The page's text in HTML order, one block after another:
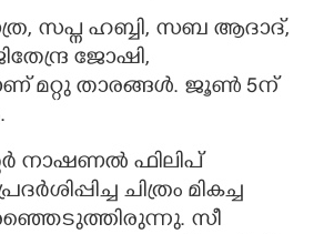
സപ്ന ഹബ്ബി, സബ ആദാദ്,
ജോഷി,
മറ്റു താരങ്ങൾ. ജൂൺ 5ന്
നാഷണൽ ഫിലിപ്
ചിത്രം മികച്ച
സീ